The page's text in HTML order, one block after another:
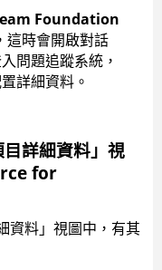
Foundation
這時會開啟對話
問題追蹤系統，
詳細資料。
詳細資料」視
for
資料」視圖中，有其